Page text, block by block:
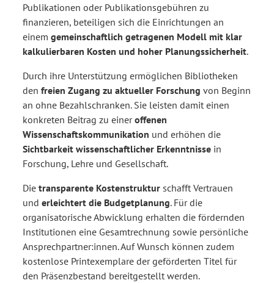
Publikationen oder Publikationsgebühren zu
finanzieren, beteiligen sich die Einrichtungen an
einem gemeinschaftlich getragenen Modell mit klar
kalkulierbaren Kosten und hoher Planungssicherheit.
Durch ihre Unterstützung ermöglichen Bibliotheken
den freien Zugang zu aktueller Forschung von Beginn
an ohne Bezahlschranken. Sie leisten damit einen
konkreten Beitrag zu eineroffenen
Wissenschaftskommunikation und erhöhen die
Sichtbarkeit wissenschaftlicher Erkenntnisse in
Forschung, Lehre und Gesellschaft.
Die transparente Kostenstruktur schafft Vertrauen
und erleichtert die Budgetplanung. Für die
organisatorische Abwicklung erhalten die fördernden
Institutionen eine Gesamtrechnung sowie persönliche
Ansprechpartner:innen. Auf Wunsch können zudem
kostenlose Printexemplare der geförderten Titel für
den Präsenzbestand bereitgestellt werden.